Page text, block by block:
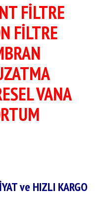
FİLTRE
FİLTRE
VANA
ve HIZLI KARGO